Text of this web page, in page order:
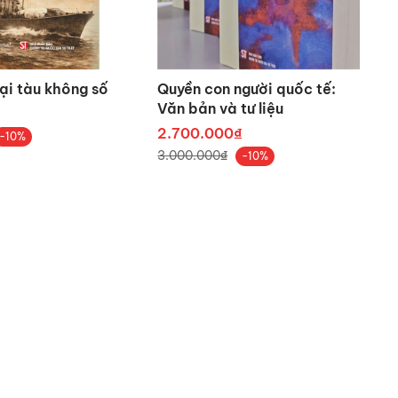
chức, nhà hoạt động xã
Tấn Dũng và Phạm Minh
tàu không số
-10%
Quyền con người quốc tế:
Văn bản và tư liệu
2.700.000₫
3.000.000₫ -10%